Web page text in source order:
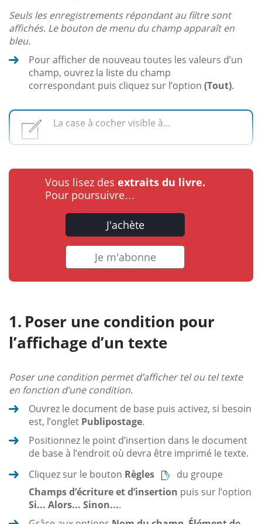
Seuls les enregistrements répondant au filtre sont
affichés. Le bouton de menu du champ apparaît en
bleu.
Pour afficher de nouveau toutes les valeurs d’un
champ, ouvrez la liste du champ
correspondant puis cliquez sur l’option (Tout).
La case à cocher visible à...
Vous lisez des extraits du livre.
Pour poursuivre…
J'achète
Je m'abonne
Poser une condition pour
l’affichage d’un texte
Poser une condition permet d’afficher tel ou tel texte
en fonction d’une condition.
Ouvrez le document de base puis activez, si besoin
est, l’onglet Publipostage.
Positionnez le point d’insertion dans le document
de base à l’endroit où devra être imprimé le texte.
Cliquez sur le bouton Règles
du groupe
Champs d’écriture et d’insertion puis sur l’option
Si... Alors... Sinon....